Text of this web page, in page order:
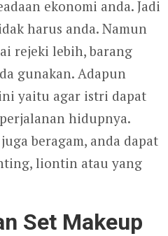
ekonomi anda. Jadi
harus anda. Namun
rejeki lebih, barang
gunakan. Adapun
yaitu agar istri dapat
hidupnya.
beragam, anda dapat
liontin atau yang
Set Makeup